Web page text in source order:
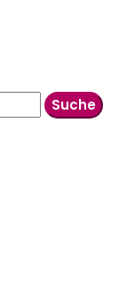
Suche